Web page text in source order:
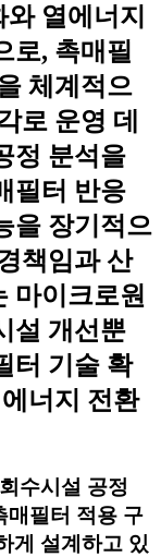
열에너지
로, 촉매필
체계적으
로 운영 데
정 분석을
필터 반응
을 장기적으
책임과 산
마이크로원
설 개선뿐
터 기술 확
너지 전환
수시설 공정
매필터 적용 구
게 설계하고 있